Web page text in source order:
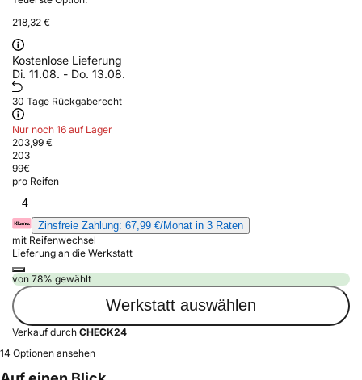
218,32 €
Kostenlose Lieferung
Di. 11.08. - Do. 13.08.
30 Tage Rückgaberecht
Nur noch 16 auf Lager
203,99 €
203
99€
pro Reifen
4
Zinsfreie Zahlung: 67,99 €/Monat in 3 Raten
mit Reifenwechsel
Lieferung an die Werkstatt
von 78% gewählt
Werkstatt auswählen
Verkauf durch CHECK24
14 Optionen ansehen